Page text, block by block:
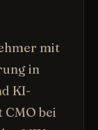
mit
in
KI-
bei